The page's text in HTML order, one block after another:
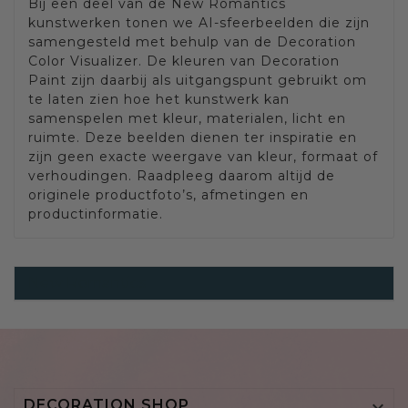
Bij een deel van de New Romantics
kunstwerken tonen we AI-sfeerbeelden die zijn
samengesteld met behulp van de Decoration
Color Visualizer. De kleuren van Decoration
Paint zijn daarbij als uitgangspunt gebruikt om
te laten zien hoe het kunstwerk kan
samenspelen met kleur, materialen, licht en
ruimte. Deze beelden dienen ter inspiratie en
zijn geen exacte weergave van kleur, formaat of
verhoudingen. Raadpleeg daarom altijd de
originele productfoto’s, afmetingen en
productinformatie.
DECORATION SHOP